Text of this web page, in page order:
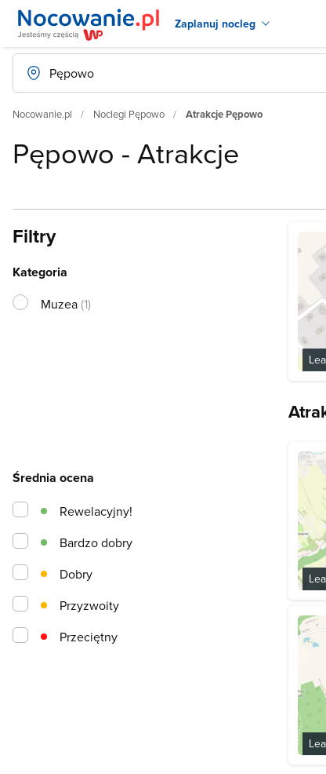
Zaplanuj nocleg
Nocowanie.pl Noclegi Pępowo Atrakcje Pępowo
Pępowo - Atrakcje
Filtry
Kategoria
Muzea(1)
Średnia ocena
Przeciętny
Przyzwoity
Dobry
Bardzo dobry
Rewelacyjny!